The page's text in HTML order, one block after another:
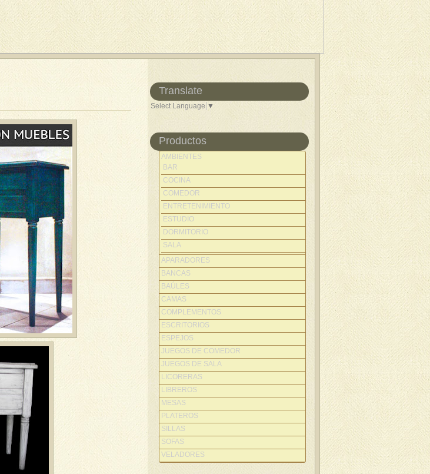
Translate
Select Language ▼
Productos
AMBIENTES
BAR
COCINA
COMEDOR
ENTRETENIMIENTO
ESTUDIO
DORMITORIO
SALA
APARADORES
BANCAS
BAÚLES
CAMAS
COMPLEMENTOS
ESCRITORIOS
ESPEJOS
JUEGOS DE COMEDOR
JUEGOS DE SALA
LICORERAS
LIBREROS
MESAS
PLATEROS
SILLAS
SOFAS
VELADORES